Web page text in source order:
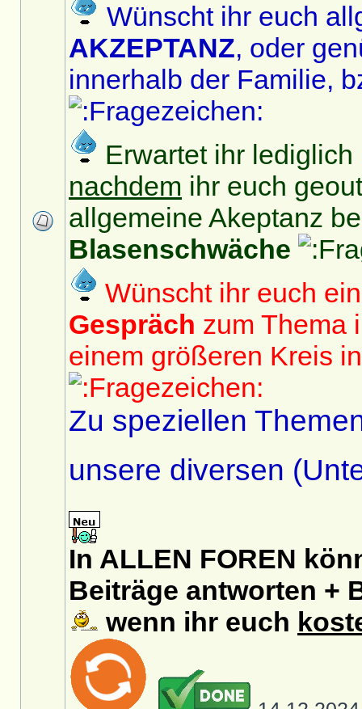
Wünscht ihr euch
AKZEPTANZ, oder
innerhalb der Familie,
Erwartet ihr lediglich
nachdem ihr euch
allgemeine Akeptanz
Blasenschwäche
Wünscht ihr euch
Gespräch zum Thema
einem größeren Kreis
Zu speziellen
unsere diversen
In ALLEN FOREN
Beiträge antworten +
wenn ihr euch